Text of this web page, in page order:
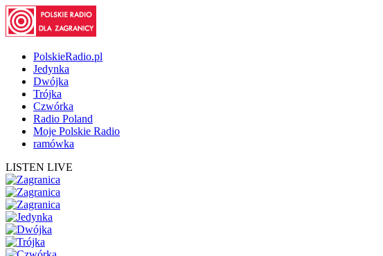
PolskieRadio.pl
Jedynka
Dwójka
Trójka
Czwórka
Radio Poland
Moje Polskie Radio
ramówka
LISTEN LIVE